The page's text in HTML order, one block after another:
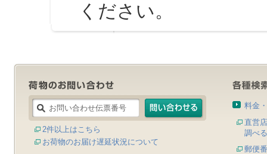
ください。
2件以上はこちら
お荷物のお届け遅延状況について
料金
直営
調べる
郵便